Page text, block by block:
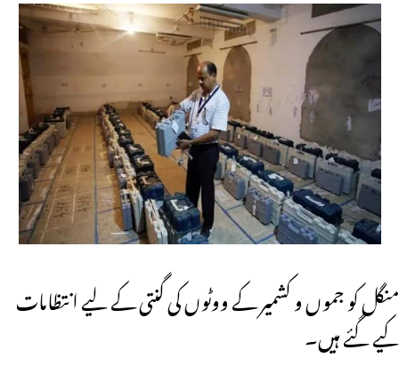
منگل کو جموں و کشمیر کے ووٹوں کی گنتی کے لیے انتظامات
کیے گئے ہیں۔